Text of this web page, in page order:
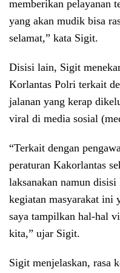
memberikan pelayanan
yang akan mudik bisa
selamat,” kata Sigit.
Disisi lain, Sigit
Korlantas Polri terkait
jalanan yang kerap
viral di media sosial
“Terkait dengan
peraturan Kakorlantas
laksanakan namun
kegiatan masyarakat ini
saya tampilkan hal-hal
kita,” ujar Sigit.
Sigit menjelaskan, rasa